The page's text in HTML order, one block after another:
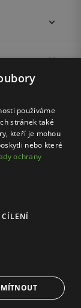
používáme
stránek také
kteří je mohou
nebo které
ochrany
CÍLENÍ